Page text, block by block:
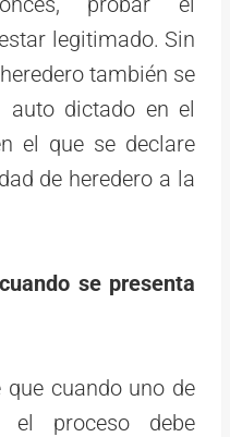
legitimado. Sin
también se
auto dictado en el
el que se declare
de heredero a la
se presenta
cuando uno de
el proceso debe